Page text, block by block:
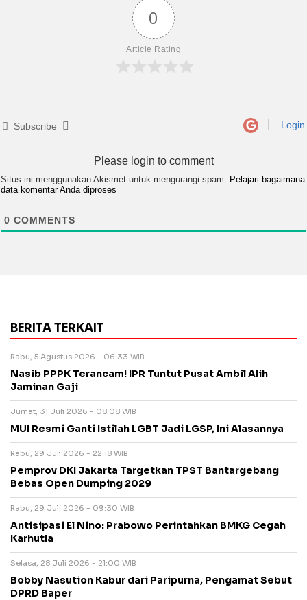
0
Article Rating
Subscribe Login
Please login to comment
Situs ini menggunakan Akismet untuk mengurangi spam.
Pelajari bagaimana
data komentar Anda diproses
0 COMMENTS
BERITA TERKAIT
Rabu, 5 Agustus 2026 - 06:33 WIB
Nasib PPPK Terancam! IPR Tuntut Pusat Ambil Alih
Jaminan Gaji
Jumat, 31 Juli 2026 - 08:08 WIB
MUI Resmi Ganti Istilah LGBT Jadi LGSP, Ini Alasannya
Rabu, 29 Juli 2026 - 22:18 WIB
Pemprov DKI Jakarta Targetkan TPST Bantargebang
Bebas Open Dumping 2029
Rabu, 29 Juli 2026 - 09:30 WIB
Antisipasi El Nino: Prabowo Perintahkan BMKG Cegah
Karhutla
Selasa, 28 Juli 2026 - 21:00 WIB
Bobby Nasution Kabur dari Paripurna, Pengamat Sebut
DPRD Baper